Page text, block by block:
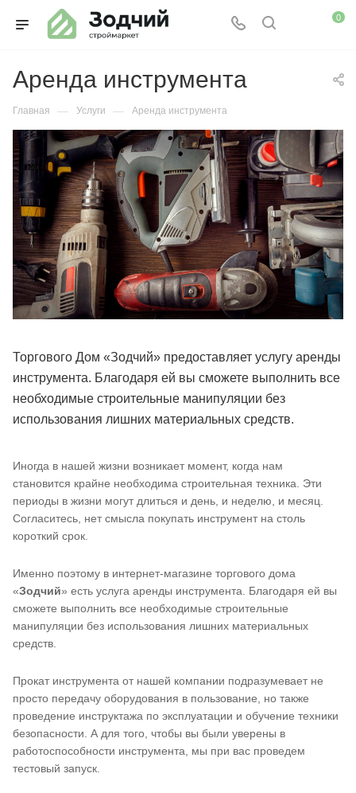
0
Аренда инструмента
Главная — Услуги — Аренда инструмента
Торгового Дом «Зодчий» предоставляет услугу аренды
инструмента. Благодаря ей вы сможете выполнить все
необходимые строительные манипуляции без
использования лишних материальных средств.
Иногда в нашей жизни возникает момент, когда нам
становится крайне необходима строительная техника. Эти
периоды в жизни могут длиться и день, и неделю, и месяц.
Согласитесь, нет смысла покупать инструмент на столь
короткий срок.
Именно поэтому в интернет-магазине торгового дома
«Зодчий» есть услуга аренды инструмента. Благодаря ей вы
сможете выполнить все необходимые строительные
манипуляции без использования лишних материальных
средств.
Прокат инструмента от нашей компании подразумевает не
просто передачу оборудования в пользование, но также
проведение инструктажа по эксплуатации и обучение техники
безопасности. А для того, чтобы вы были уверены в
работоспособности инструмента, мы при вас проведем
тестовый запуск.